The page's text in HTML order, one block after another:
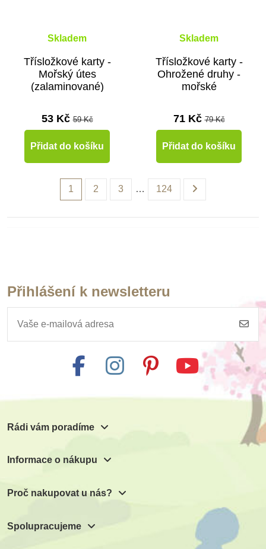
Skladem
Třísložkové karty -
Mořský útes
(zalaminované)
53 Kč59 Kč
Přidat do košíku
Skladem
Třísložkové karty -
Ohrožené druhy -
mořské
71 Kč79 Kč
Přidat do košíku
1 2 3 … 124
Přihlášení k newsletteru
Rádi vám poradíme
Informace o nákupu
Proč nakupovat u nás?
Spolupracujeme